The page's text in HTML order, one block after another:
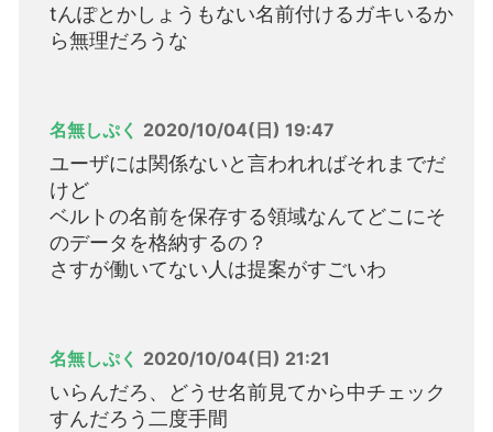
tんぽとかしょうもない名前付けるガキいるか
ら無理だろうな
名無しぷく 2020/10/04(日) 19:47
ユーザには関係ないと言われればそれまでだ
けど
ベルトの名前を保存する領域なんてどこにそ
のデータを格納するの？
さすが働いてない人は提案がすごいわ
名無しぷく 2020/10/04(日) 21:21
いらんだろ、どうせ名前見てから中チェック
すんだろう二度手間